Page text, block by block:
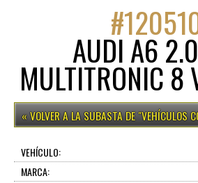
#
AUDI A6
MULTITRONIC 8
VEHÍCULOS
VEHÍCULO:
MARCA: